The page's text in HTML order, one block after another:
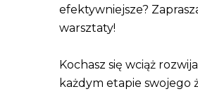
efektywniejsze?
warsztaty!
Kochasz się wciąż
każdym etapie swojego